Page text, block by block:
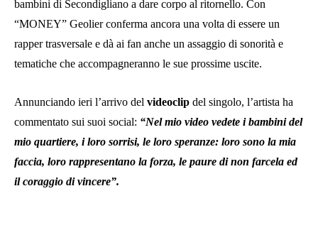
bambini di Secondigliano a dare corpo al ritornello. Con
“MONEY” Geolier conferma ancora una volta di essere un
rapper trasversale e dà ai fan anche un assaggio di sonorità e
tematiche che accompagneranno le sue prossime uscite.
Annunciando ieri l’arrivo del videoclip del singolo, l’artista ha
commentato sui suoi social: “Nel mio video vedete i bambini del
mio quartiere, i loro sorrisi, le loro speranze: loro sono la mia
faccia, loro rappresentano la forza, le paure di non farcela ed
il coraggio di vincere”.